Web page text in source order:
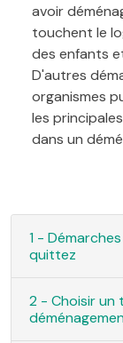
avoir
touchent le
des enfants
D'autres
organismes
les
dans un
1 -
quittez
2 - Choisir un